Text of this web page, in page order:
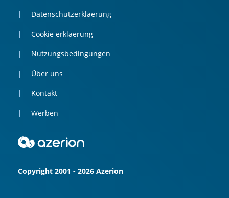
Datenschutzerklaerung
Cookie erklaerung
Nutzungsbedingungen
Über uns
Kontakt
Werben
Copyright 2001 - 2026 Azerion